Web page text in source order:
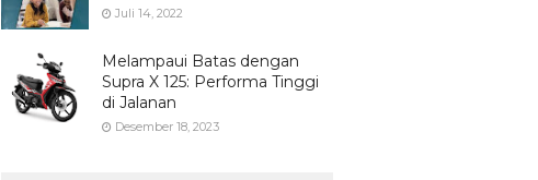
Juli 14, 2022
Melampaui Batas dengan
Supra X 125: Performa Tinggi
di Jalanan
Desember 18, 2023